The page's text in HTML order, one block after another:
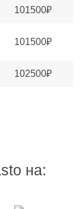
101500₽
101500₽
102500₽
на: